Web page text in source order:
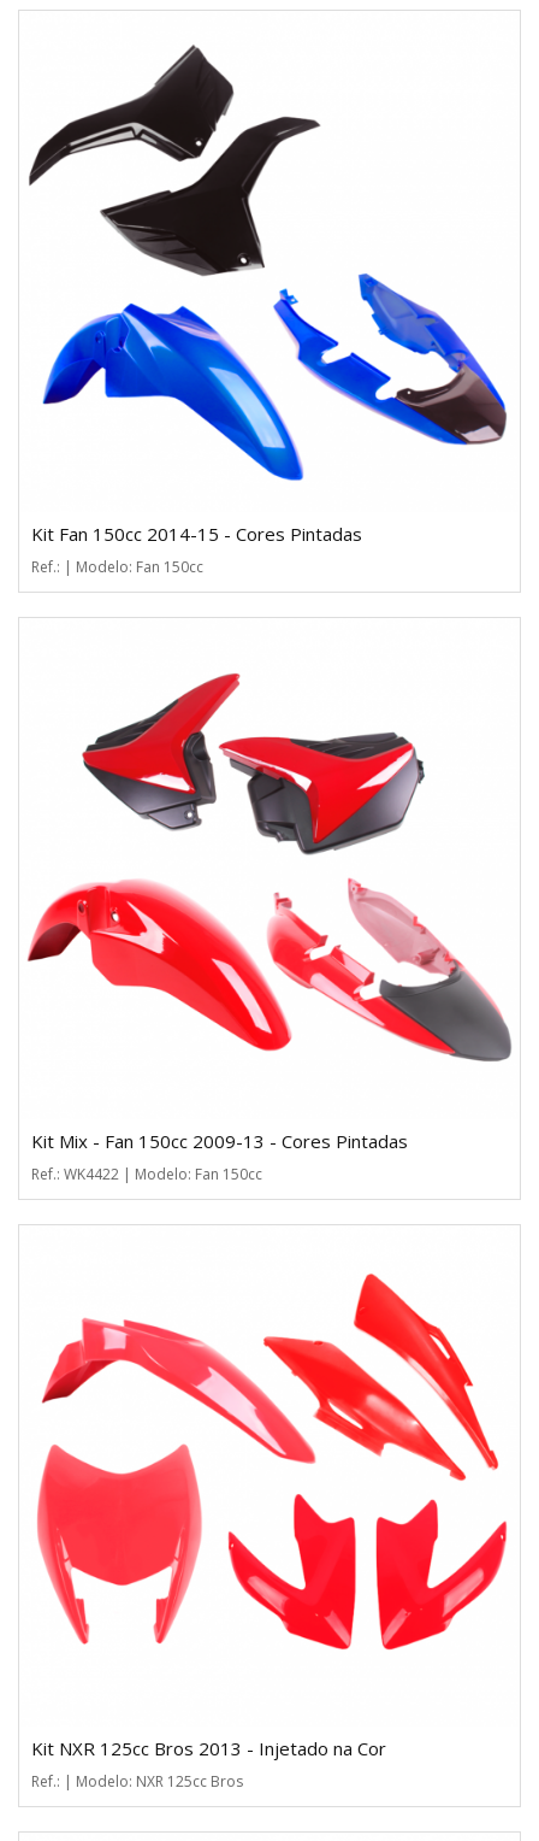
Kit Fan 150cc 2014-15 - Cores Pintadas
Ref.: | Modelo: Fan 150cc
Kit Mix - Fan 150cc 2009-13 - Cores Pintadas
Ref.: WK4422 | Modelo: Fan 150cc
Kit NXR 125cc Bros 2013 - Injetado na Cor
Ref.: | Modelo: NXR 125cc Bros